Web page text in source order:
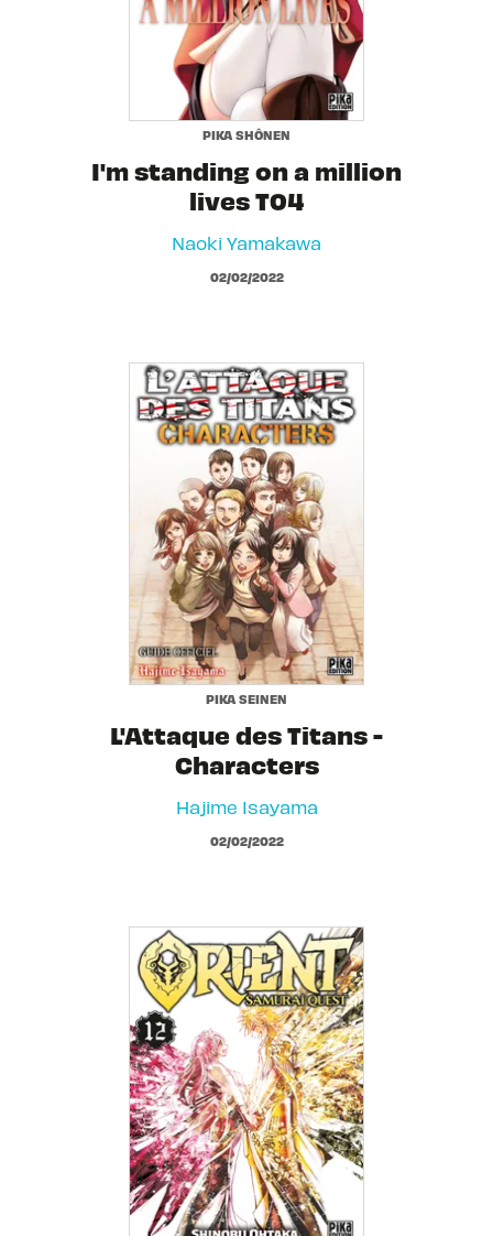
PIKA SHÔNEN
I'm standing on a million
lives T04
Naoki Yamakawa
02/02/2022
PIKA SEINEN
L'Attaque des Titans -
Characters
Hajime Isayama
02/02/2022